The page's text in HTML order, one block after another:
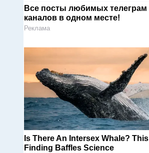
Все посты любимых телеграм
каналов в одном месте!
Реклама
Is There An Intersex Whale? This
Finding Baffles Science